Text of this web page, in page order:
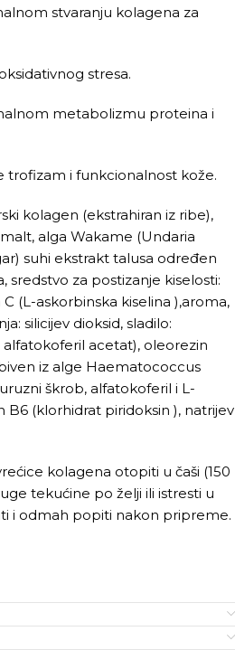
stvaranju kolagena za
stresa.
metabolizmu proteina i
trofizam i funkcionalnost kože.
kolagen (ekstrahiran iz ribe),
alga Wakame (Undaria
suhi ekstrakt talusa određen
sredstvo za postizanje kiselosti:
(L-askorbinska kiselina ),aroma,
silicijev dioksid, sladilo:
alfatokoferil acetat), oleorezin
iz alge Haematococcus
škrob, alfatokoferil i L-
B6 (klorhidrat piridoksin ), natrijev
kolagena otopiti u čaši (150
tekućine po želji ili istresti u
i odmah popiti nakon pripreme.